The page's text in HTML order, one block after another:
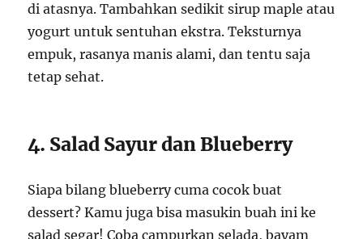
di atasnya. Tambahkan sedikit sirup maple atau
yogurt untuk sentuhan ekstra. Teksturnya
empuk, rasanya manis alami, dan tentu saja
tetap sehat.
4. Salad Sayur dan Blueberry
Siapa bilang blueberry cuma cocok buat
dessert? Kamu juga bisa masukin buah ini ke
salad segar! Coba campurkan selada, bayam